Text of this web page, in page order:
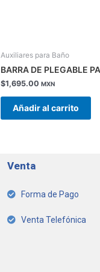
Auxiliares para Baño
BARRA DE PLEGABLE
$1,695.00 MXN
Añadir al carrito
Venta
Forma de Pago
Venta Telefónica